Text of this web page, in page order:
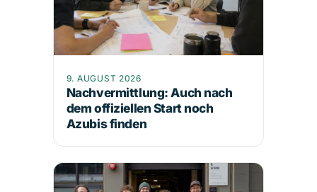
9. AUGUST 2026
Nachvermittlung: Auch nach
dem offiziellen Start noch
Azubis finden